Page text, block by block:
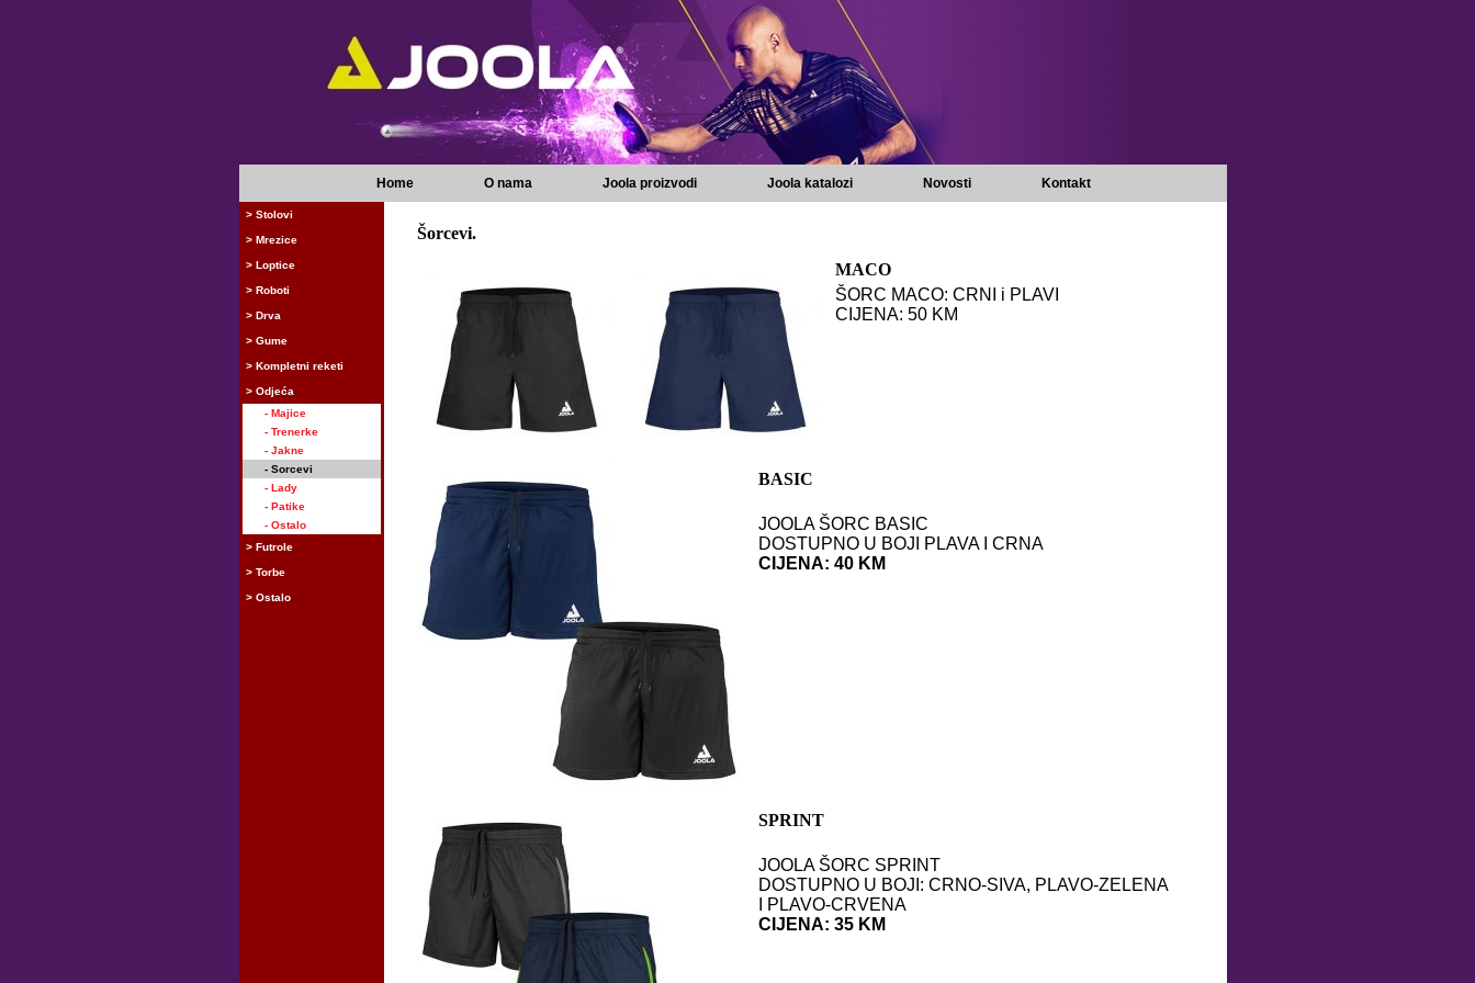
Home O nama Joola proizvodi Joola katalozi Novosti Kontakt
> Stolovi
> Mrezice
> Loptice
> Roboti
> Drva
> Gume
> Kompletni reketi
> Odjeća
- Majice
- Trenerke
- Jakne
- Sorcevi
- Lady
- Patike
- Ostalo
> Futrole
> Torbe
> Ostalo
Šorcevi.
MACO
ŠORC MACO: CRNI i PLAVI
CIJENA: 50 KM
BASIC
JOOLA ŠORC BASIC
DOSTUPNO U BOJI PLAVA I CRNA
CIJENA: 40 KM
SPRINT
JOOLA ŠORC SPRINT
DOSTUPNO U BOJI: CRNO-SIVA, PLAVO-ZELENA
I PLAVO-CRVENA
CIJENA: 35 KM